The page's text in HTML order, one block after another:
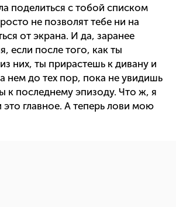
поделиться с тобой списком
не позволят тебе ни на
от экрана. И да, заранее
если после того, как ты
них, ты прирастешь к дивану и
нем до тех пор, пока не увидишь
к последнему эпизоду. Что ж, я
это главное. А теперь лови мою